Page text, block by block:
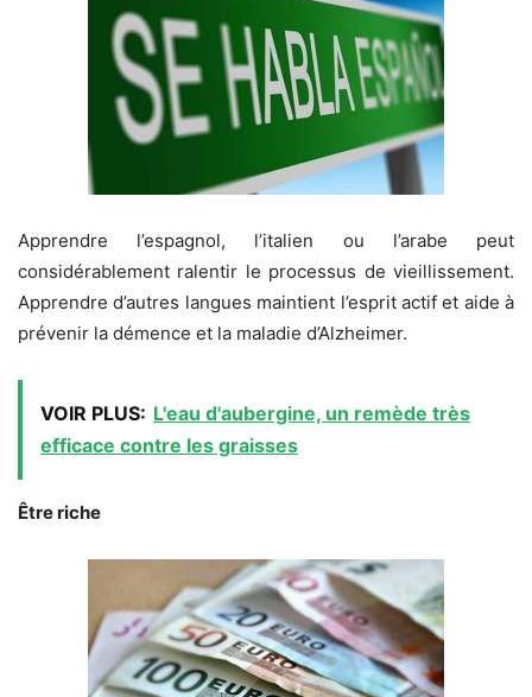
Apprendre l’espagnol, l’italien ou l’arabe peut
considérablement ralentir le processus de vieillissement.
Apprendre d’autres langues maintient l’esprit actif et aide à
prévenir la démence et la maladie d’Alzheimer.
VOIR PLUS: L'eau d'aubergine, un remède très
efficace contre les graisses
Être riche